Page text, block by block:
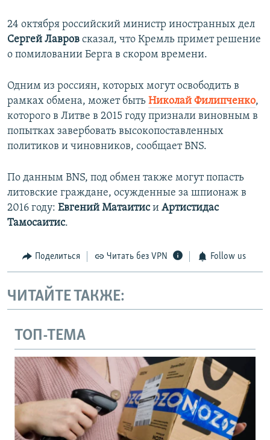
24 октября российский министр иностранных дел
Сергей Лавров сказал, что Кремль примет решение
о помиловании Берга в скором времени.
Одним из россиян, которых могут освободить в
рамках обмена, может быть Николай Филипченко,
которого в Литве в 2015 году признали виновным в
попытках завербовать высокопоставленных
политиков и чиновников, сообщает BNS.
По данным BNS, под обмен также могут попасть
литовские граждане, осужденные за шпионаж в
2016 году: Евгений Матаитиси Артистидас
Тамосаитис.
Поделиться Читать без VPN Follow us
ЧИТАЙТЕ ТАКЖЕ:
ТОП-ТЕМА